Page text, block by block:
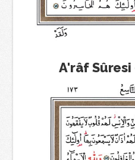
A'râf Sûresi